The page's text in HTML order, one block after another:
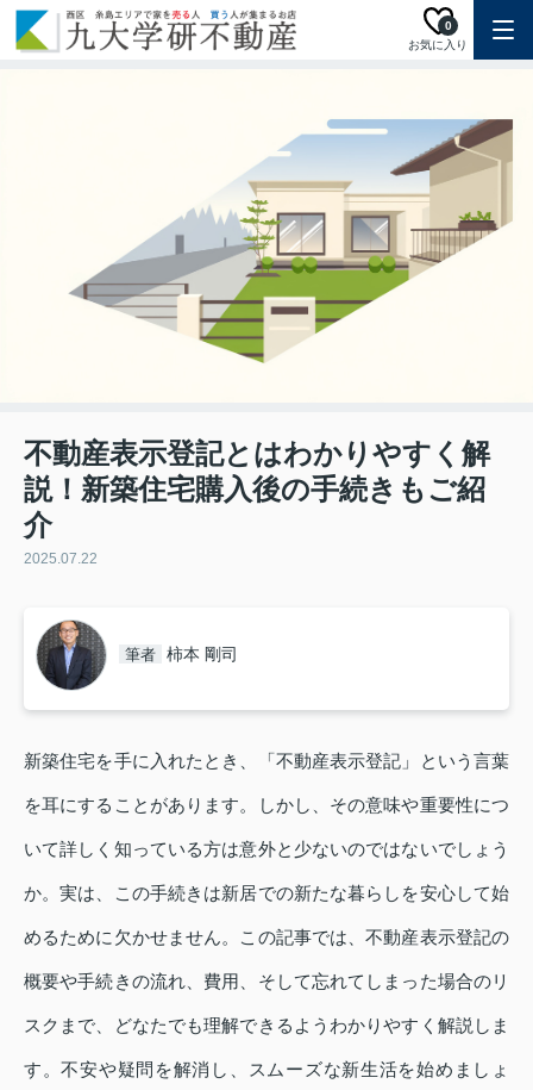
お気に入り
0
不動産表示登記とはわかりやすく解
説！新築住宅購入後の手続きもご紹
介
2025.07.22
筆者 柿本 剛司
新築住宅を手に入れたとき、「不動産表示登記」という言葉
を耳にすることがあります。しかし、その意味や重要性につ
いて詳しく知っている方は意外と少ないのではないでしょう
か。実は、この手続きは新居での新たな暮らしを安心して始
めるために欠かせません。この記事では、不動産表示登記の
概要や手続きの流れ、費用、そして忘れてしまった場合のリ
スクまで、どなたでも理解できるようわかりやすく解説しま
す。不安や疑問を解消し、スムーズな新生活を始めましょ